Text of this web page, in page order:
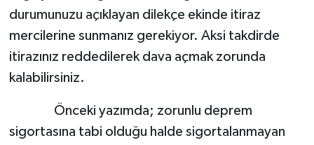
durumunuzu açıklayan dilekçe ekinde itiraz
mercilerine sunmanız gerekiyor. Aksi takdirde
itirazınız reddedilerek dava açmak zorunda
kalabilirsiniz.
Önceki yazımda; zorunlu deprem
sigortasına tabi olduğu halde sigortalanmayan